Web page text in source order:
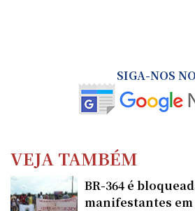
SIGA-NOS NO
VEJA TAMBÉM
BR-364 é
manifestantes em